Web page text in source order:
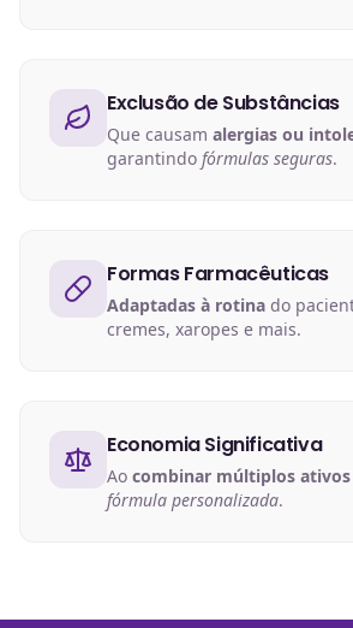
Exclusão de Substâncias
Que causam alergias ou
garantindo fórmulas seguras.
Formas Farmacêuticas
Adaptadas à rotina do
cremes, xaropes e mais.
Economia Significativa
Ao combinar múltiplos ativos
fórmula personalizada.